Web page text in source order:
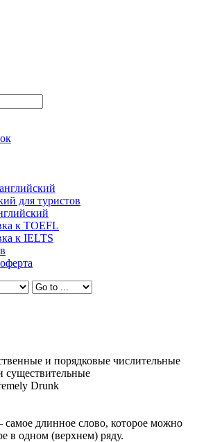
для туристов
к TOEFL
к IELTS
и порядковые числительные
существительные
Drunk
длинное слово, которое можно
в одном (верхнем) ряду.